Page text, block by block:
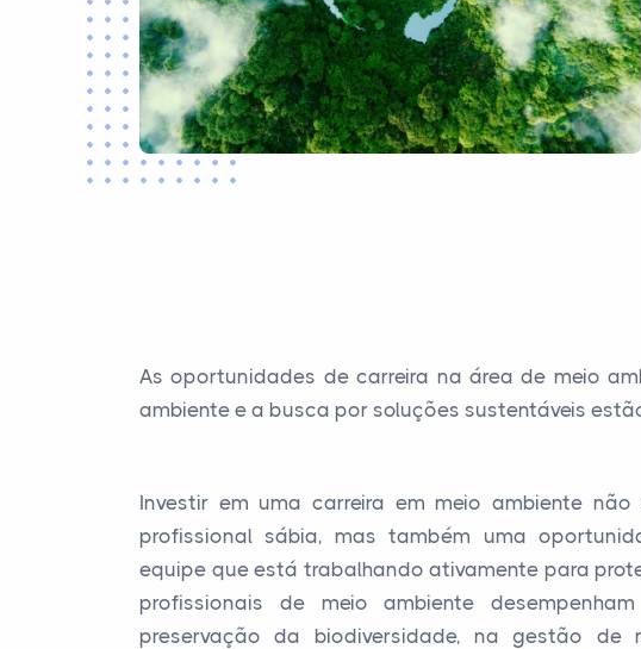
As oportunidades de carreira na área de meio
ambiente e a busca por soluções sustentáveis
Investir em uma carreira em meio ambiente
profissional sábia, mas também uma
equipe que está trabalhando ativamente para
profissionais de meio ambiente
preservação da biodiversidade, na gestão de